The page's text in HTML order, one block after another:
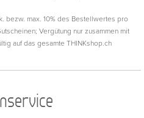
bezw. max. 10% des Bestellwertes pro
Vergütung nur zusammen mit
auf das gesamte THINKshop.ch